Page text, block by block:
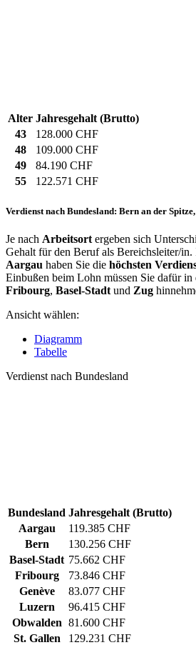
Alter Jahresgehalt (Brutto)
43
128.000 CHF
48
109.000 CHF
49
84.190 CHF
55
122.571 CHF
Verdienst nach Bundesland: Bern an der
Je nach Arbeitsort ergeben sich
Gehalt für den Beruf als Bereichsleiter/in.
Aargau haben Sie die höchsten
Einbußen beim Lohn müssen Sie dafür in
Fribourg, Basel-Stadt und Zug
Ansicht wählen:
Diagramm
Tabelle
Verdienst nach Bundesland
Bundesland Jahresgehalt (Brutto)
Aargau
119.385 CHF
Bern
130.256 CHF
Basel-Stadt 75.662 CHF
Fribourg
73.846 CHF
Genève
83.077 CHF
Luzern
96.415 CHF
Obwalden 81.600 CHF
St. Gallen
129.231 CHF